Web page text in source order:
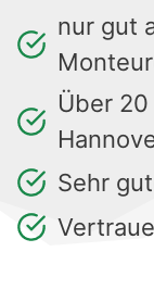
nur gut
Über
Sehr